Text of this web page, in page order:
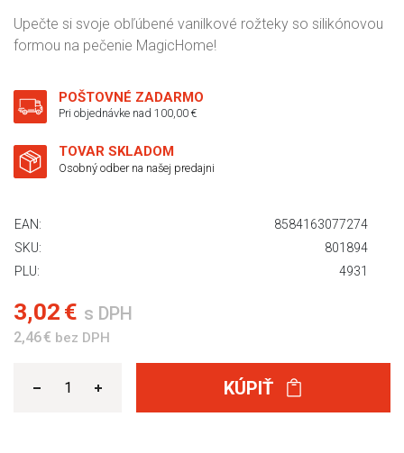
Upečte si svoje obľúbené vanilkové rožteky so silikónovou
formou na pečenie MagicHome!
POŠTOVNÉ ZADARMO
Pri objednávke nad 100,00 €
TOVAR SKLADOM
Osobný odber na našej predajni
EAN:
8584163077274
SKU:
801894
PLU:
4931
3,02 € s DPH
2,46 € bez DPH
KÚPIŤ